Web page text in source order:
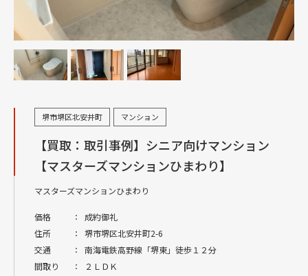
堺市堺区北安井町 マンション
【買取：取引事例】シニア向けマンション
【マスターズマンションひまわり】
マスターズマンションひまわり
価格 ：
成約御礼
住所
：
堺市堺区北安井町2-6
交通
：
南海電鉄高野線「堺東」徒歩１２分
間取り
：
２ＬＤＫ